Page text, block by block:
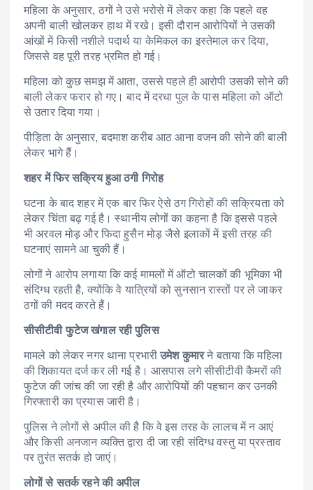
महिला के अनुसार, ठगों ने उसे भरोसे में लेकर कहा कि पहले वह
अपनी बाली खोलकर हाथ में रखे। इसी दौरान आरोपियों ने उसकी
आंखों में किसी नशीले पदार्थ या केमिकल का इस्तेमाल कर दिया,
जिससे वह पूरी तरह भ्रमित हो गई।
महिला को कुछ समझ में आता, उससे पहले ही आरोपी उसकी सोने की
बाली लेकर फरार हो गए। बाद में दरधा पुल के पास महिला को ऑटो
से उतार दिया गया।
पीड़िता के अनुसार, बदमाश करीब आठ आना वजन की सोने की बाली
लेकर भागे हैं।
शहर में फिर सक्रिय हुआ ठगी गिरोह
घटना के बाद शहर में एक बार फिर ऐसे ठग गिरोहों की सक्रियता को
लेकर चिंता बढ़ गई है। स्थानीय लोगों का कहना है कि इससे पहले
भी अरवल मोड़ और फिदा हुसैन मोड़ जैसे इलाकों में इसी तरह की
घटनाएं सामने आ चुकी हैं।
लोगों ने आरोप लगाया कि कई मामलों में ऑटो चालकों की भूमिका भी
संदिग्ध रहती है, क्योंकि वे यात्रियों को सुनसान रास्तों पर ले जाकर
ठगों की मदद करते हैं।
सीसीटीवी फुटेज खंगाल रही पुलिस
मामले को लेकर नगर थाना प्रभारीउमेश कुमारने बताया कि महिला
की शिकायत दर्ज कर ली गई है। आसपास लगे सीसीटीवी कैमरों की
फुटेज की जांच की जा रही है और आरोपियों की पहचान कर उनकी
गिरफ्तारी का प्रयास जारी है।
पुलिस ने लोगों से अपील की है कि वे इस तरह के लालच में न आएं
और किसी अनजान व्यक्ति द्वारा दी जा रही संदिग्ध वस्तु या प्रस्ताव
पर तुरंत सतर्क हो जाएं।
लोगों से सतर्क रहने की अपील